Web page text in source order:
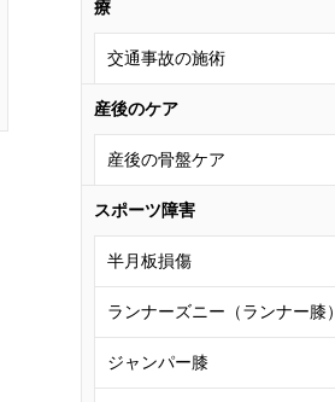
療
交通事故の施術
産後のケア
産後の骨盤ケア
スポーツ障害
半月板損傷
ランナーズニー（ランナー膝）
ジャンパー膝